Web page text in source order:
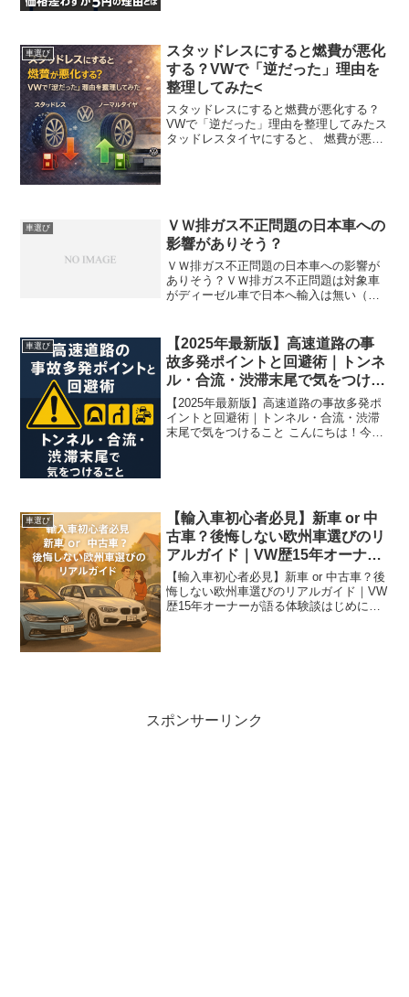
車選び
スタッドレスにすると燃費が悪化
する？VWで「逆だった」理由を
整理してみた<
スタッドレスにすると燃費が悪化する？
VWで「逆だった」理由を整理してみたス
タッドレスタイヤにすると、 燃費が悪く
車選び
ＶＷ排ガス不正問題の日本車への
影響がありそう？
ＶＷ排ガス不正問題の日本車への影響が
ありそう？ＶＷ排ガス不正問題は対象車
がディーゼル車で日本へ輸入は無い（個
ソリン車でもCO2不正があり、日本車へ
の影響もあるのでは？と...
車選び
【2025年最新版】高速道路の事
故多発ポイントと回避術｜トンネ
ル・合流・渋滞末尾で気をつける
こと
【2025年最新版】高速道路の事故多発ポ
イントと回避術｜トンネル・合流・渋滞
末尾で気をつけること こんにちは！今回
車選び
【輸入車初心者必見】新車 or 中
古車？後悔しない欧州車選びのリ
アルガイド｜VW歴15年オーナー
が語る体験談
【輸入車初心者必見】新車 or 中古車？後
悔しない欧州車選びのリアルガイド｜VW
歴15年オーナーが語る体験談はじめに：
スポンサーリンク